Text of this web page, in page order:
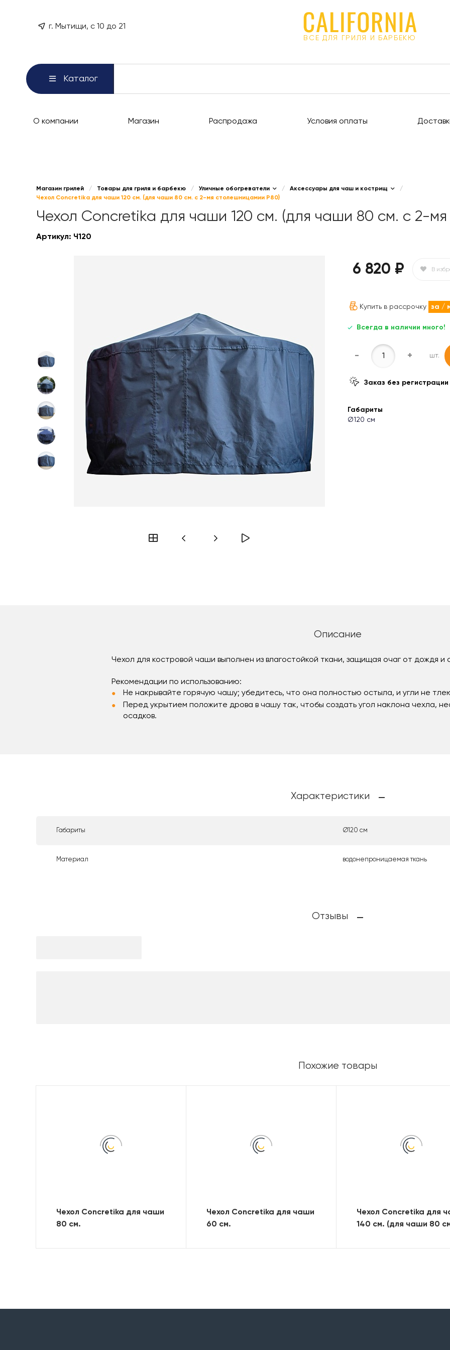
г. Мытищи, с 10 до 21
ВСЕ ДЛЯ ГРИЛЯ И БАРБЕКЮ
Каталог
О компании Магазин Распродажа Условия оплаты
Магазин грилей / Товары для гриля и барбекю / Уличные обогреватели / Аксессуары для чаш и кострищ
/
Чехол Concretika для чаши 120 см. (для чаши 80 см. с 2-мя столешницамии Р80)
Чехол Concretika для чаши 120 см. (для чаши 80 см. с 2-
Артикул: Ч120
6 820 ₽ В
Купить в рассрочку за /
Всегда в наличии много!
- + шт.
Заказ без регистрации
Габариты
Ø120 см
Описание
Чехол для костровой чаши выполнен из влагостойкой ткани, защищая очаг от дождя и
Рекомендации по использованию:
Не накрывайте горячую чашу; убедитесь, что она полностью остыла, и угли не
Перед укрытием положите дрова в чашу так, чтобы создать угол наклона чехла,
осадков.
Характеристики
Габариты Ø120 см
Материал водонепроницаемая ткань
Отзывы
Похожие товары
Чехол Concretika для чаши
80 см.
Чехол Concretika для чаши
60 см.
Чехол Concretika для
140 см. (для чаши 80